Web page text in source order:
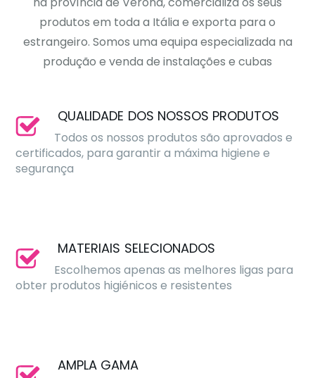
produtos em toda a Itália e exporta para o
estrangeiro. Somos uma equipa especializada na
produção e venda de instalações e cubas
QUALIDADE DOS NOSSOS PRODUTOS
Todos os nossos produtos são aprovados e
certificados, para garantir a máxima higiene e
segurança
MATERIAIS SELECIONADOS
Escolhemos apenas as melhores ligas para
obter produtos higiénicos e resistentes
AMPLA GAMA